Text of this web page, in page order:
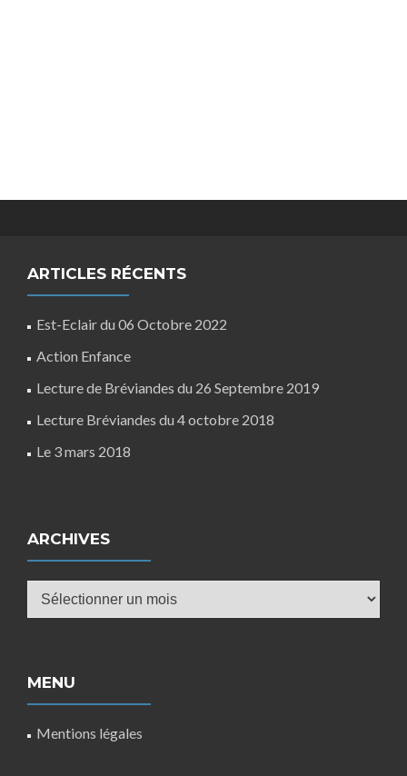
ARTICLES RÉCENTS
Est-Eclair du 06 Octobre 2022
Action Enfance
Lecture de Bréviandes du 26 Septembre 2019
Lecture Bréviandes du 4 octobre 2018
Le 3 mars 2018
ARCHIVES
Archives
MENU
Mentions légales